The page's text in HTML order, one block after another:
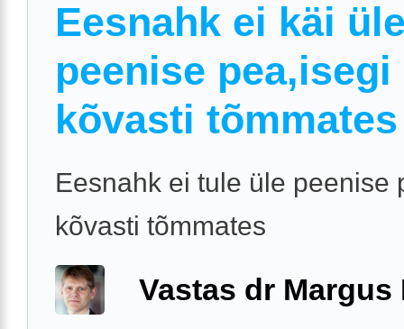
Eesnahk ei käi
peenise pea,isegi
kõvasti tõmmates
Eesnahk ei tule üle peenise
kõvasti tõmmates
Vastas dr Margus